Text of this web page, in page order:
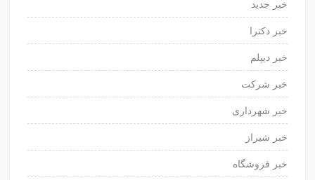
خبر جدید
خبر دکترا
خبر دیپلم
خبر شرکت
خبر شهرداری
خبر شیراز
خبر فروشگاه